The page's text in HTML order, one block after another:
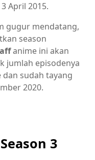
April 2015.
gugur mendatang,
season
anime ini akan
jumlah episodenya
sudah tayang
2020.
3